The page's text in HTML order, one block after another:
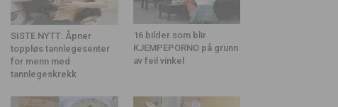
SISTE NYTT: Åpner
toppløs tannlegesenter
for menn med
tannlegeskrekk
16 bilder som blir
KJEMPEPORNO på grunn
av feil vinkel